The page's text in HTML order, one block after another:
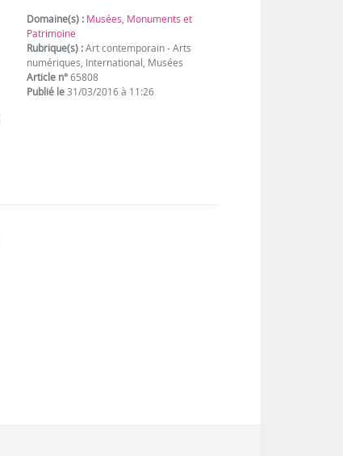
Domaine(s) : Musées, Monuments et
Patrimoine
Rubrique(s) :Art contemporain - Arts
numériques, International, Musées
Article n°65808
Publié le31/03/2016 à 11:26